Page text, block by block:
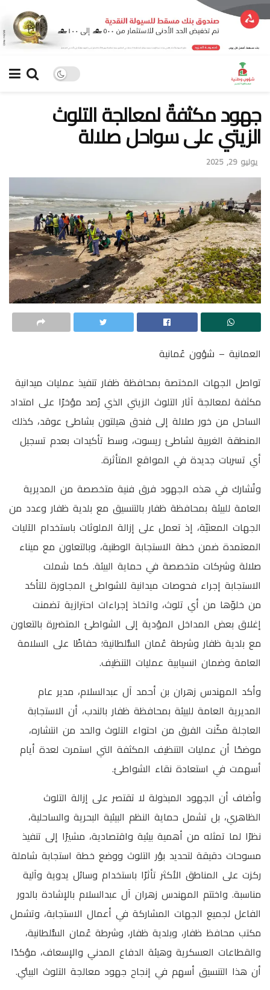
جهود مكثفةٌ لمعالجة التلوث
الزيتي على سواحل صلالة
يوليو 29, 2025
العمانية – شؤون عُمانية
تواصل الجهات المختصة بمحافظة ظفار تنفيذ عمليات ميدانية
مكثفة لمعالجة آثار التلوث الزيتي الذي رُصد مؤخرًا على امتداد
الساحل من خور صلالة إلى فندق هيلتون بشاطئ عوقد، كذلك
المنطقة الغربية لشاطئ ريسوت، وسط تأكيدات بعدم تسجيل
أي تسربات جديدة في المواقع المتأثرة.
وتُشارك في هذه الجهود فرق فنية متخصصة من المديرية
العامة للبيئة بمحافظة ظفار بالتنسيق مع بلدية ظفار وعدد من
الجهات المعنيّة، إذ تعمل على إزالة الملوثات باستخدام الآليات
المعتمدة ضمن خطة الاستجابة الوطنية، وبالتعاون مع ميناء
صلالة وشركات متخصصة في حماية البيئة. كما شملت
الاستجابة إجراء فحوصات ميدانية للشواطئ المجاورة للتأكد
من خلوّها من أي تلوث، واتخاذ إجراءات احترازية تضمنت
إغلاق بعض المداخل المؤدية إلى الشواطئ المتضررة بالتعاون
مع بلدية ظفار وشرطة عُمان السُّلطانية؛ حفاظًا على السلامة
العامة وضمان انسيابية عمليات التنظيف.
وأكد المهندس زهران بن أحمد آل عبدالسلام، مدير عام
المديرية العامة للبيئة بمحافظة ظفار بالندب، أن الاستجابة
العاجلة مكّنت الفرق من احتواء التلوث والحد من انتشاره،
موضحًا أن عمليات التنظيف المكثفة التي استمرت لعدة أيام
أسهمت في استعادة نقاء الشواطئ.
وأضاف أن الجهود المبذولة لا تقتصر على إزالة التلوث
الظاهري، بل تشمل حماية النظم البيئية البحرية والساحلية،
نظرًا لما تمثله من أهمية بيئية واقتصادية، مشيرًا إلى تنفيذ
مسوحات دقيقة لتحديد بؤر التلوث ووضع خطة استجابة شاملة
ركزت على المناطق الأكثر تأثرًا باستخدام وسائل يدوية وآلية
مناسبة. واختتم المهندس زهران آل عبدالسلام بالإشادة بالدور
الفاعل لجميع الجهات المشاركة في أعمال الاستجابة، وتشمل
مكتب محافظ ظفار، وبلدية ظفار، وشرطة عُمان السُّلطانية،
والقطاعات العسكرية وهيئة الدفاع المدني والإسعاف، مؤكدًا
أن هذا التنسيق أسهم في إنجاح جهود معالجة التلوث البيئي.